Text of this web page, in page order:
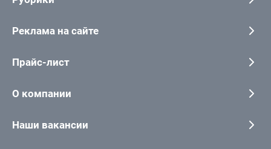
Реклама на сайте
Прайс-лист
О компании
Наши вакансии